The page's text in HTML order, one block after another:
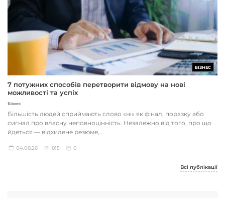
БІЗНЕС
7 потужних способів перетворити відмову на нові
можливості та успіх
Бізнес
Більшість людей сприймають слово «ні» як фінал, поразку або
сигнал про власну неповноцінність. Незалежно від того, про що
йдеться — відхилене резюме,...
04.08.26 815 0
Всі публікації